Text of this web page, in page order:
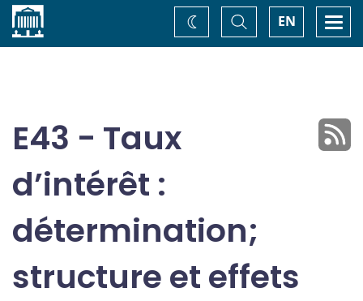
Accueil EN
Basculer
la
recherche
Changez
de
E43 - Taux
d’intérêt :
détermination;
structure et effets